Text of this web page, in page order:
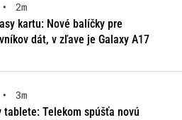
•
2m
kartu: Nové balíčky pre
dát, v zľave je Galaxy A17
•
3m
Telekom spúšťa novú